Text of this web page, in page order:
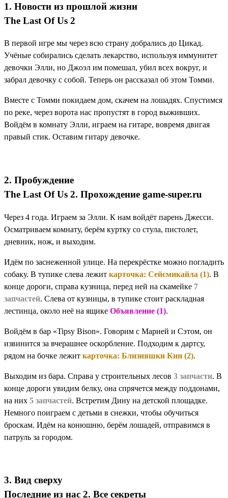
1. Новости из прошлой жизни
The Last Of Us 2
В первой игре мы через всю страну добрались до Цикад.
Учёные собирались сделать лекарство, используя иммунитет
девочки Элли, но Джоэл им помешал, убил всех вокруг, и
забрал девочку с собой. Теперь он рассказал об этом Томми.
Вместе с Томми покидаем дом, скачем на лошадях. Спустимся
по реке, через ворота нас пропустят в город выживших.
Войдём в комнату Элли, играем на гитаре, вовремя двигая
правый стик. Оставим гитару девочке.
2. Пробуждение
The Last Of Us 2. Прохождение game-super.ru
Через 4 года. Играем за Элли. К нам войдёт парень Джесси.
Осматриваем комнату, берём куртку со стула, пистолет,
дневник, нож, и выходим.
Идём по заснеженной улице. На перекрёстке можно погладить
собаку. В тупике слева лежит карточка: Сейсмикайла (1). В
конце дороги, справа кузница, перед ней на скамейке 7
запчастей. Слева от кузницы, в тупике стоит раскладная
лестинца, около неё на ящике Объявление (1).
Войдём в бар «Tipsy Bison». Говорим с Марией и Сэтом, он
извинится за вчерашнее оскорбление. Подходим к дартсу,
рядом на бочке лежит карточка: Близняшки Кин (2).
Выходим из бара. Справа у строительных лесов 3 запчасти. В
конце дороги увидим белку, она спрячется между поддонами,
на них 5 запчастей. Встретим Дину на детской площадке.
Немного поиграем с детьми в снежки, чтобы обучиться
броскам. Идём на конюшню, берём лошадей, отправимся в
патруль за городом.
3. Вид сверху
Последние из нас 2. Все секреты